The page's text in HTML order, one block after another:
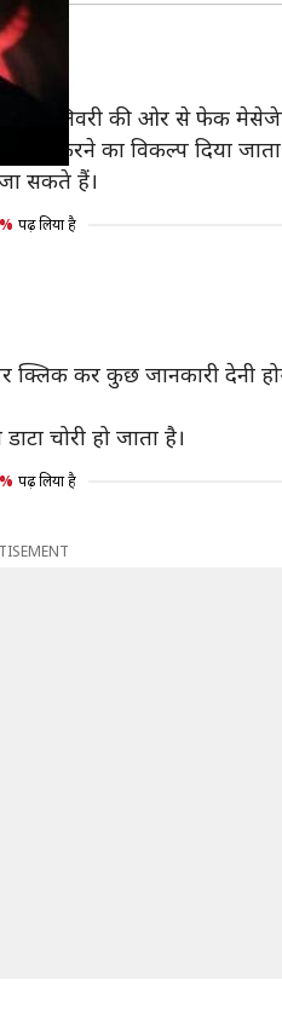
DHL डिलिवरी की ओर से फेक
करने का विकल्प दिया
सकते हैं।
पढ़ लिया है
कर कुछ जानकारी देनी
चोरी हो जाता है।
पढ़ लिया है